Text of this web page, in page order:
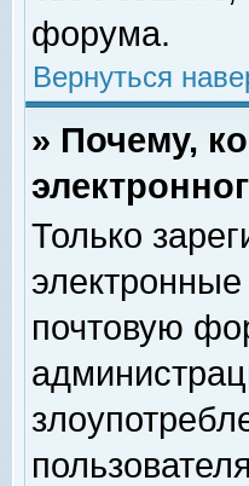
форума.
Вернуться
» Почему,
Только
почтовую